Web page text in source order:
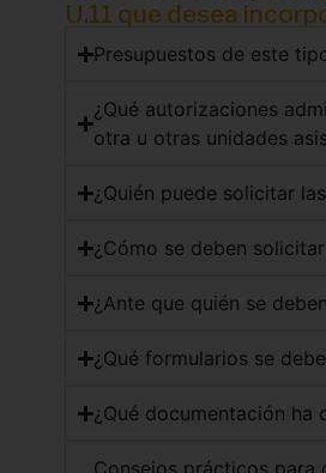
U.11 que desea
Presupuestos de este
¿Qué autorizaciones
otra u otras unidades
¿Quién puede solicitar
¿Cómo se deben
¿Ante que quién se
¿Qué formularios se
¿Qué documentación
Consejos prácticos para